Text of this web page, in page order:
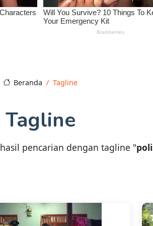
Beranda Tagline
Tagline
hasil pencarian dengan tagline "